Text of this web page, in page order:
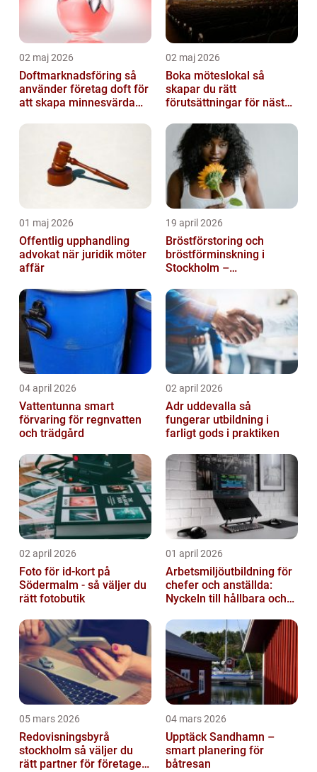
02 maj 2026
Doftmarknadsföring så
använder företag doft för
att skapa minnesvärda
02 maj 2026
Boka möteslokal så
skapar du rätt
förutsättningar för nästa
01 maj 2026
Offentlig upphandling
advokat när juridik möter
affär
19 april 2026
Bröstförstoring och
bröstförminskning i
Stockholm –
04 april 2026
Vattentunna smart
förvaring för regnvatten
och trädgård
02 april 2026
Adr uddevalla så
fungerar utbildning i
farligt gods i praktiken
02 april 2026
Foto för id-kort på
Södermalm - så väljer du
rätt fotobutik
01 april 2026
Arbetsmiljöutbildning för
chefer och anställda:
Nyckeln till hållbara och
05 mars 2026
Redovisningsbyrå
stockholm så väljer du
rätt partner för företagets
04 mars 2026
Upptäck Sandhamn –
smart planering för
båtresan